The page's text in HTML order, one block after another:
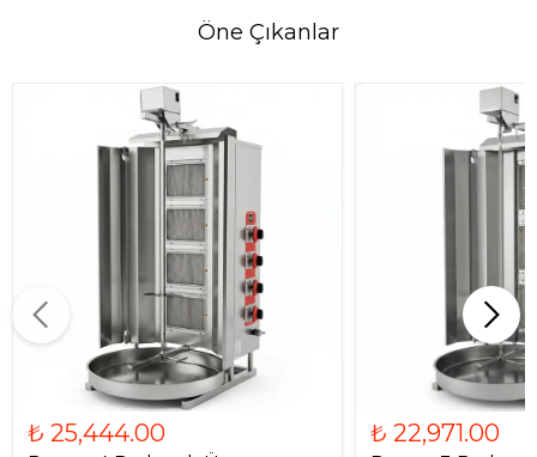
Öne Çıkanlar
₺ 25,444.00 ₺ 22,971.00